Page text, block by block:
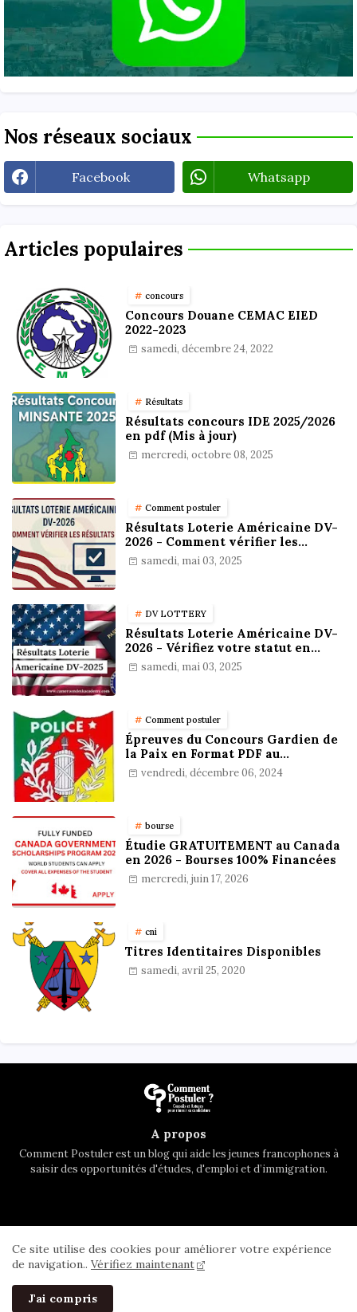
Nos réseaux sociaux
Facebook Whatsapp
Articles populaires
concours
Concours Douane CEMAC EIED
2022-2023
samedi, décembre 24, 2022
Résultats
Résultats concours IDE 2025/2026
en pdf (Mis à jour)
mercredi, octobre 08, 2025
Comment postuler
Résultats Loterie Américaine DV-
2026 - Comment vérifier les
résultats
samedi, mai 03, 2025
DV LOTTERY
Résultats Loterie Américaine DV-
2026 - Vérifiez votre statut en
ligne !
samedi, mai 03, 2025
Comment postuler
Épreuves du Concours Gardien de
la Paix en Format PDF au
Cameroun : Stratégies,
Préparation et Astuces pour
vendredi, décembre 06, 2024
bourse
Étudie GRATUITEMENT au Canada
en 2026 - Bourses 100% Financées
mercredi, juin 17, 2026
cni
Titres Identitaires Disponibles
samedi, avril 25, 2020
A propos
Comment Postuler est un blog qui aide les jeunes francophones à
saisir des opportunités d'études, d'emploi et d’immigration.
All Right Reserved Copyright ©
Privacy Policy
Ce site utilise des cookies pour améliorer votre expérience
de navigation.. Vérifiez maintenant
J'ai compris